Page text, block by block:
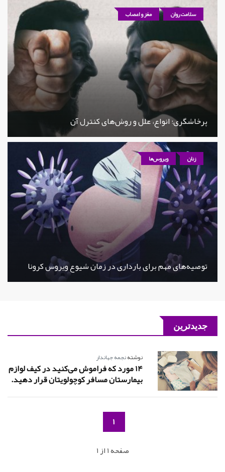
سلامت روان مغز و اعصاب
پرخاشگری؛ انواع، علل و روش‌های کنترل آن
زنان ویروس‌ها
توصیه‌های مهم برای بارداری در زمان شیوع ویروس کرونا
جدیدترین
نوشتهنجمه جهاندار
14 مورد که فراموش می‌کنید در کیف لوازم
بیمارستان مسافر کوچولویتان قرار دهید.
1
صفحه 1 از 1